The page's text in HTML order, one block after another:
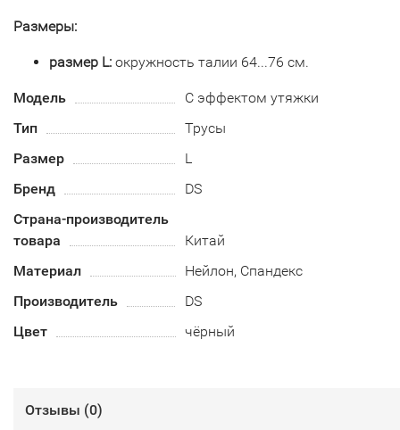
Размеры:
размер L: окружность талии 64...76 см.
Модель
С эффектом утяжки
Тип
Трусы
Размер
L
Бренд
DS
Страна-производитель
товара
Китай
Материал
Нейлон, Спандекс
Производитель
DS
Цвет
чёрный
Отзывы (0)